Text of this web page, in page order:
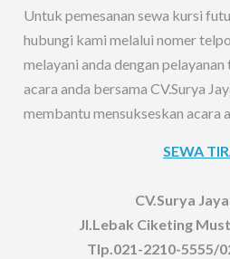
Untuk pemesanan sewa kursi
hubungi kami melalui nomer
melayani anda dengan
acara anda bersama CV.Surya
membantu mensukseskan acara
SEWA
CV.Surya
Jl.Lebak Ciketing
Tlp.021-2210-5555/